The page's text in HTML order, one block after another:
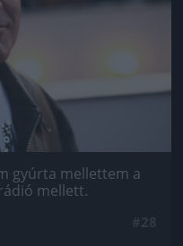
gyúrta mellettem a
mellett.